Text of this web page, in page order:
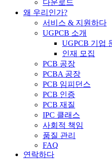
다운로드
왜 우리인가?
서비스 & 지원하다
UGPCB 소개
UGPCB 기업
인재 모집
PCB 공장
PCBA 공장
PCB 임피던스
PCB 인증
PCB 재질
IPC 클래스
사회적 책임
품질 관리
FAQ
연락하다